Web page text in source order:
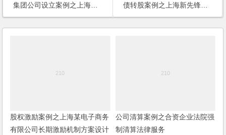
集团公司设立案例之上海华博科技集团设立服务
债转股案例之上海新先锋药业有限公司债转股和资产重组法律服务
股权激励案例之上海某电子商务
有限公司长期激励机制方案设计
公司清算案例之合资企业法院强
制清算法律服务